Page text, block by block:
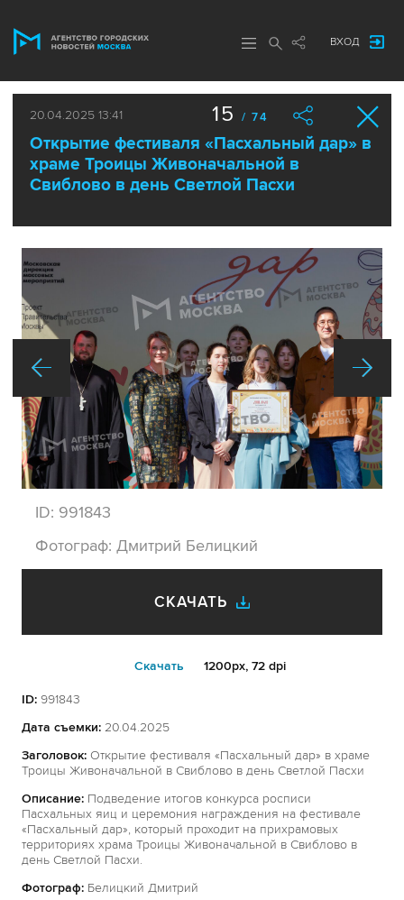
ВХОД
20.04.2025 13:41
Открытие фестиваля «Пасхальный дар» в
храме Троицы Живоначальной в
Свиблово в день Светлой Пасхи
15 / 74
ID: 991843
Фотограф: Дмитрий Белицкий
СКАЧАТЬ
Cкачать 1200px, 72 dpi
ID: 991843
Дата съемки: 20.04.2025
Заголовок: Открытие фестиваля «Пасхальный дар» в храме
Троицы Живоначальной в Свиблово в день Светлой Пасхи
Описание: Подведение итогов конкурса росписи
Пасхальных яиц и церемония награждения на фестивале
«Пасхальный дар», который проходит на прихрамовых
территориях храма Троицы Живоначальной в Свиблово в
день Светлой Пасхи.
Фотограф: Белицкий Дмитрий